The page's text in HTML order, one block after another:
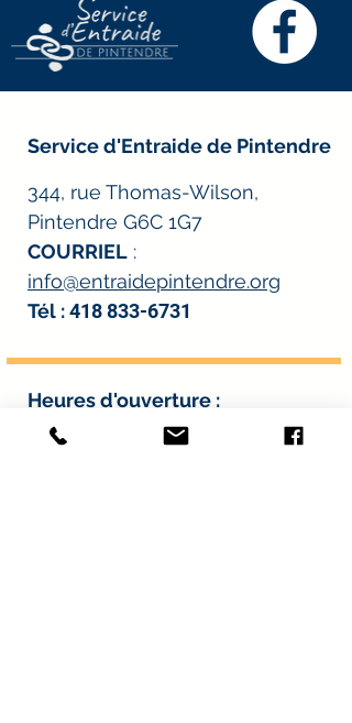
Service d'Entraide de Pintendre
344, rue Thomas-Wilson,
Pintendre G6C 1G7
COURRIEL :
info@entraidepintendre.org
Tél :418 833-6731
Heures d'ouverture :
*À l’exception des journées de distribution
alimentaire.